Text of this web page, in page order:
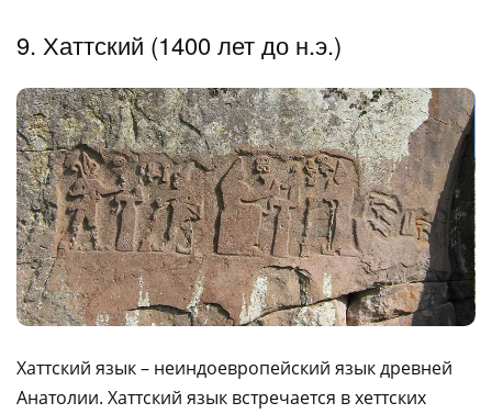
9. Хаттский (1400 лет до н.э.)
Хаттский язык – неиндоевропейский язык древней
Анатолии. Хаттский язык встречается в хеттских